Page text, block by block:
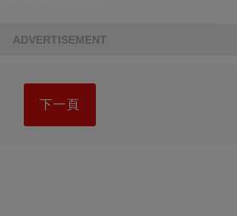
ADVERTISEMENT
下一頁